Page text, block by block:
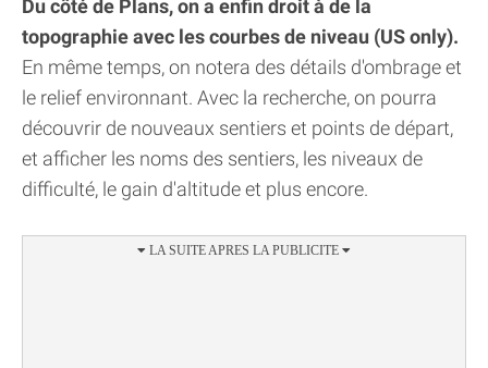
Du côté de Plans, on a enfin droit à de la
topographie avec les courbes de niveau (US only).
En même temps, on notera des détails d'ombrage et
le relief environnant. Avec la recherche, on pourra
découvrir de nouveaux sentiers et points de départ,
et afficher les noms des sentiers, les niveaux de
difficulté, le gain d'altitude et plus encore.